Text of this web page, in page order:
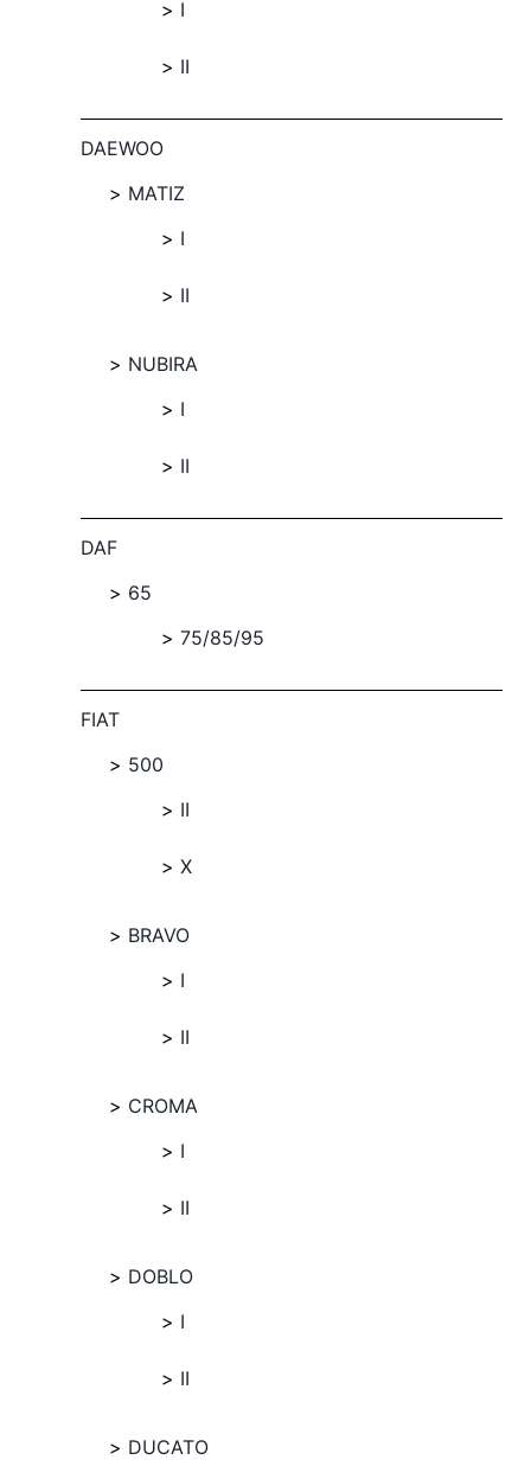
I
II
DAEWOO
MATIZ
I
II
NUBIRA
I
II
DAF
65
75/85/95
FIAT
500
II
X
BRAVO
I
II
CROMA
I
II
DOBLO
I
II
DUCATO